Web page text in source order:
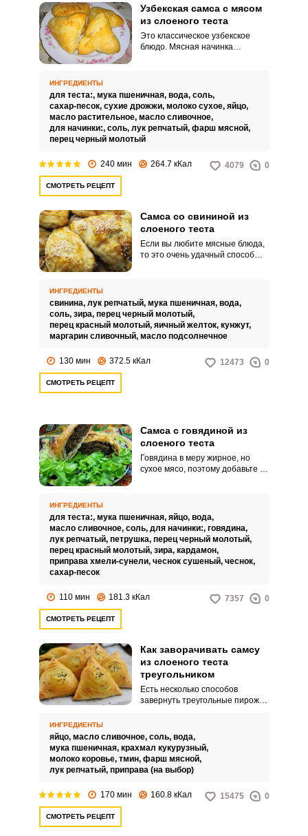
Узбекская самса с мясом
из слоеного теста
Это классическое узбекское
блюдо. Мясная начинка
ИНГРЕДИЕНТЫ
для теста:, мука пшеничная, вода, соль,
сахар-песок, сухие дрожжи, молоко сухое, яйцо,
масло растительное, масло сливочное,
для начинки:, соль, лук репчатый, фарш мясной,
перец черный молотый
240 мин 264.7 кКал 4079 0
СМОТРЕТЬ РЕЦЕПТ
Самса со свининой из
слоеного теста
Если вы любите мясные блюда,
то это очень удачный способ
точно понравятся всем своим
вкусом и интересной подачей.
ИНГРЕДИЕНТЫ
свинина, лук репчатый, мука пшеничная, вода,
соль, зира, перец черный молотый,
перец красный молотый, яичный желток, кунжут,
маргарин сливочный, масло подсолнечное
130 мин 372.5 кКал 12473 0
СМОТРЕТЬ РЕЦЕПТ
Самса с говядиной из
слоеного теста
Говядина в меру жирное, но
сухое мясо, поэтому добавьте в
ИНГРЕДИЕНТЫ
для теста:, мука пшеничная, яйцо, вода,
масло сливочное, соль, для начинки:, говядина,
лук репчатый, петрушка, перец черный молотый,
перец красный молотый, зира, кардамон,
приправа хмели-сунели, чеснок сушеный, чеснок,
сахар-песок
110 мин 181.3 кКал 7357 0
СМОТРЕТЬ РЕЦЕПТ
Как заворачивать самсу
из слоеного теста
треугольником
Есть несколько способов
завернуть треугольные пирожки
рубленого мяса, но по своему
вкусу всегда можно добавить
любые ингредиенты: сыр, грибы,
картофель или другие овощи.
ИНГРЕДИЕНТЫ
яйцо, масло сливочное, соль, вода,
мука пшеничная, крахмал кукурузный,
молоко коровье, тмин, фарш мясной,
лук репчатый, приправа (на выбор)
170 мин 160.8 кКал 15475 0
СМОТРЕТЬ РЕЦЕПТ
Запомнить меня
ВХОД
ЕЩЕ НЕ ЗАРЕГИСТРИРОВАННЫ?